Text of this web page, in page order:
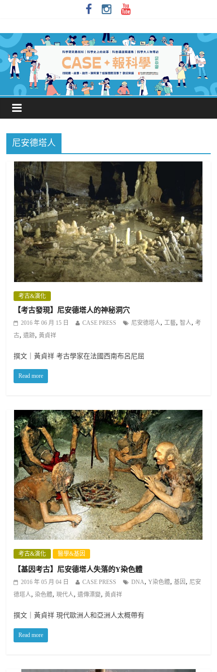
尼安德塔人
考古&演化
【考古發現】尼安德塔人的神秘洞穴
2016 年 06 月 15 日 CASE PRESS 尼安德塔人, 工藝,智人,考
古,遺跡,黃貞祥
撰文｜黃貞祥 考古學家在法國西南布呂尼屈
Read more
考古&演化 醫學&基因
【基因考古】尼安德塔人失落的Y染色體
2016 年 05 月 04 日 CASE PRESS DNA,Y染色體,基因 , 尼安
德塔人,染色體,現代人,遺傳漂變,黃貞祥
撰文｜黃貞祥 現代歐洲人和亞洲人太概帶有
Read more